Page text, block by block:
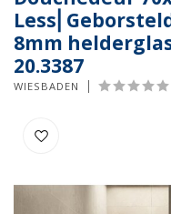
8mm
20.3387
WIESBADEN